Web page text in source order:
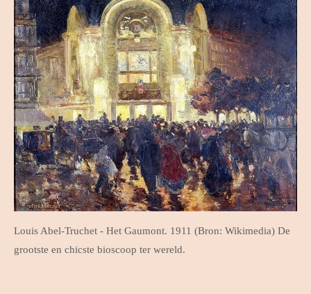
Louis Abel-Truchet - Het Gaumont. 1911 (Bron: Wikimedia) De
grootste en chicste bioscoop ter wereld.